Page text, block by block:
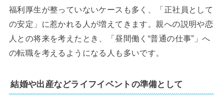
福利厚生が整っていないケースも多く、「正社員として
の安定」に惹かれる人が増えてきます。親への説明や恋
人との将来を考えたとき、「昼間働く“普通の仕事”」へ
の転職を考えるようになる人も多いです。
結婚や出産などライフイベントの準備として